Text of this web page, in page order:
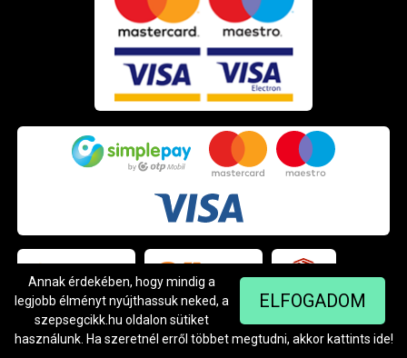
ELFOGADOM
Annak érdekében, hogy mindig a
legjobb élményt nyújthassuk neked, a
szepsegcikk.hu oldalon sütiket
használunk. Ha szeretnél erről többet megtudni, akkor kattints ide!